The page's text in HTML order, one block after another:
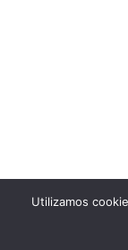
Utilizamos